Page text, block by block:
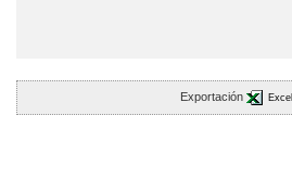
Exportación Excel